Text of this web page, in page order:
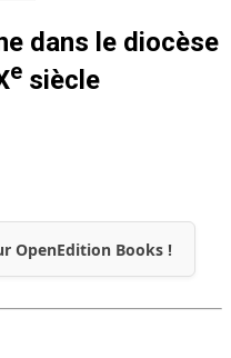
dans le diocèse
e siècle
OpenEdition Books !